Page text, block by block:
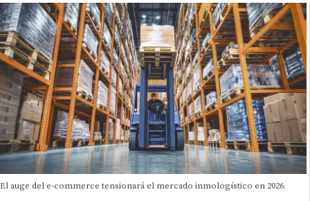
El auge del e-commerce tensionará el mercado inmologístico en 2026.